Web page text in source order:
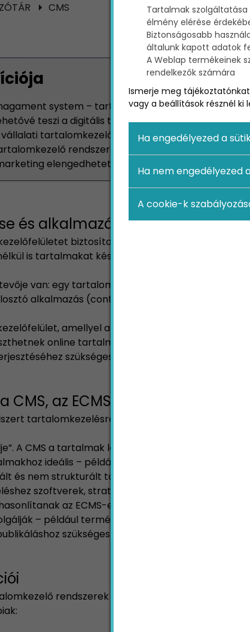
CMS
system – tartalomkezelő rendszer) egy
teszi a digitális tartalmak létrehozását,
tartalomkezelő rendszerek (enterprise
rendszerek(web content
elengedhetetlen eszközei.
és alkalmazása
biztosítanak a felhasználóknak, akik
is tartalmakat készíthetnek, szerkeszthetnek
van: egy tartalomkezelő alkalmazás (content
alkalmazás (content delivery application –
amellyel a felhasználók bármilyen
online tartalmakat.
szükséges back-end szolgáltatásokat
az ECMS és a WCMS között?
tartalomkezelésre használják, fontos
A CMS a tartalmak létrehozását, kezelését és
ideális – például dokumentumokhoz és
és nem strukturált tartalmak kezelésére is
szoftverek, stratégiák és biztonsági
az ECMS-ekhez, azzal a különbséggel,
– például termékadatlapokét egy
szükséges eszközöket is magukba
rendszerek eltérő egyedi funkciókat
Tartalmak
élmény elérése
Biztonságosabb
általunk kapott adatok
A Weblap termékeinek
rendelkezők számára
Ismerje meg
vagy a beállítások résznél ki
Ha engedélyezed a
Ha nem engedélyezed
A cookie-k